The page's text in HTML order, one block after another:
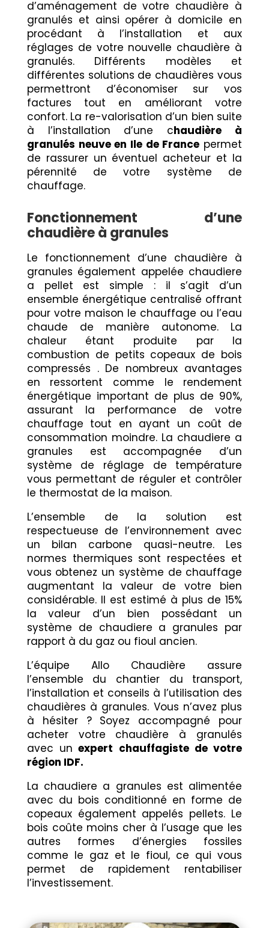
d’aménagement de votre chaudière à
granulés et ainsi opérer à domicile en
procédant à l’installation et aux
réglages de votre nouvelle chaudière à
granulés. Différents modèles et
différentes solutions de chaudières vous
permettront d’économiser sur vos
factures tout en améliorant votre
confort. La re-valorisation d’un bien suite
à l’installation d’une chaudière à
granulés neuve en Ile de France permet
de rassurer un éventuel acheteur et la
pérennité de votre système de
chauffage.
Fonctionnement d’une
chaudière à granules
Le fonctionnement d’une chaudière à
granules également appelée chaudiere
a pellet est simple : il s’agit d’un
ensemble énergétique centralisé offrant
pour votre maison le chauffage ou l’eau
chaude de manière autonome. La
chaleur étant produite par la
combustion de petits copeaux de bois
compressés . De nombreux avantages
en ressortent comme le rendement
énergétique important de plus de 90%,
assurant la performance de votre
chauffage tout en ayant un coût de
consommation moindre. La chaudiere a
granules est accompagnée d’un
système de réglage de température
vous permettant de réguler et contrôler
le thermostat de la maison.
L’ensemble de la solution est
respectueuse de l’environnement avec
un bilan carbone quasi-neutre. Les
normes thermiques sont respectées et
vous obtenez un système de chauffage
augmentant la valeur de votre bien
considérable. Il est estimé à plus de 15%
la valeur d’un bien possédant un
système de chaudiere a granules par
rapport à du gaz ou fioul ancien.
L’équipe Allo Chaudière assure
l’ensemble du chantier du transport,
l’installation et conseils à l’utilisation des
chaudières à granules. Vous n’avez plus
à hésiter ? Soyez accompagné pour
acheter votre chaudière à granulés
avec un expert chauffagiste de votre
région IDF.
La chaudiere a granules est alimentée
avec du bois conditionné en forme de
copeaux également appelés pellets. Le
bois coûte moins cher à l’usage que les
autres formes d’énergies fossiles
comme le gaz et le fioul, ce qui vous
permet de rapidement rentabiliser
l’investissement.